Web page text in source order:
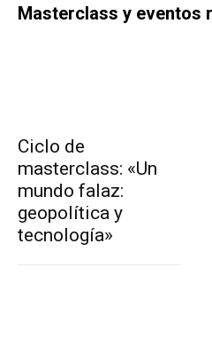
Masterclass y eventos
Ciclo de
masterclass: «Un
mundo falaz:
geopolítica y
tecnología»